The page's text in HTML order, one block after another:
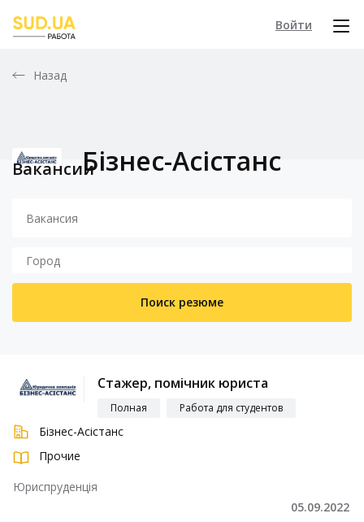
Войти
Назад
Бізнес-Асістанс
Вакансии
Поиск резюме
Стажер, помічник юриста
Полная Работа для студентов
Бізнес-Асістанс
Прочие
Юриспруденція
05.09.2022